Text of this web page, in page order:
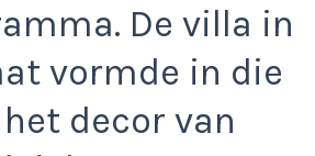
De villa in
vormde in die
decor van